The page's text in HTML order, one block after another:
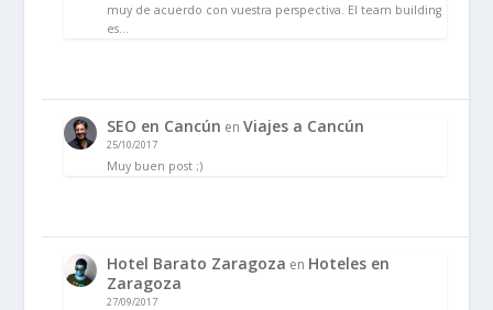
muy de acuerdo con vuestra perspectiva. El team building
es…
SEO en Cancún enViajes a Cancún
25/10/2017
Muy buen post ;)
Hotel Barato Zaragoza en Hoteles en
Zaragoza
27/09/2017